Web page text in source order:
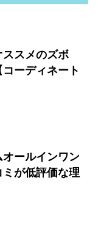
ススメのズボ
ーディネート
ールインワン
が低評価な理